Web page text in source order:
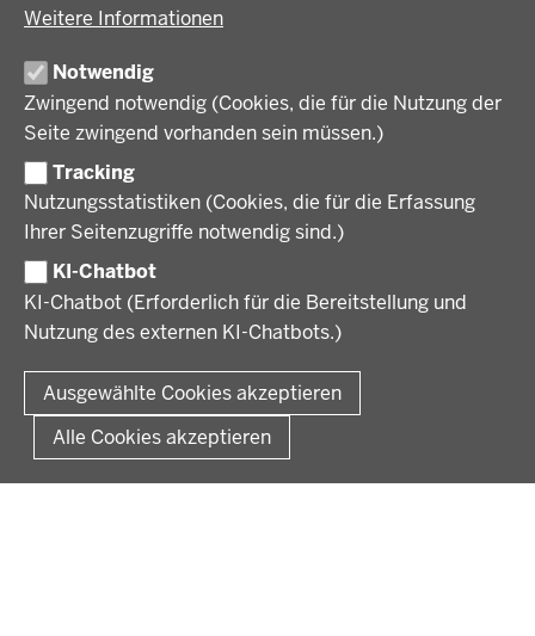
Weitere Informationen
Notwendig
Zwingend notwendig (Cookies, die für die Nutzung der
Seite zwingend vorhanden sein müssen.)
Tracking
Nutzungsstatistiken (Cookies, die für die Erfassung
Ihrer Seitenzugriffe notwendig sind.)
KI-Chatbot
KI-Chatbot (Erforderlich für die Bereitstellung und
Nutzung des externen KI-Chatbots.)
Ausgewählte Cookies akzeptieren
Alle Cookies akzeptieren
Regionalplanung und Regionalrat
Wirtschaft, Kultur und Kommunales
Zusammenarbeit mit den Niederlanden
Regierungsbezirk Münster
Geschichte und Gegenwart
Behördenleitung
Organisation
Förderlotsinnen und Förderlotsen
KARRIERE UND AUSBILDUNG
Stellenangebote
Ausbildung
Volljurist:in
Praktikum
Stellenangebote im Schulbereich
VERFAHREN UND BEKANNTMACHUNGEN
Amtsblatt
Verfahrensübersichten
PRESSE
Pressemitteilungen
Podcast
© 2026 Bezirksregierung Münster
Fußzeile
Impressum Datenschutz Rechtliche Hinweise
Kurzlink zu dieser Seite